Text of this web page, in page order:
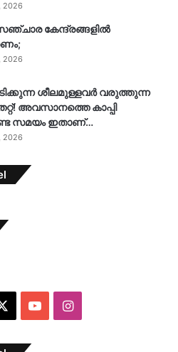
2026
കേന്ദ്രങ്ങളിൽ
2026
ശീലമുള്ളവർ വരുത്തുന്ന
അവസാനത്തെ കാപ്പി
സമയം ഇതാണ്…
2026
YouTubeInstagram